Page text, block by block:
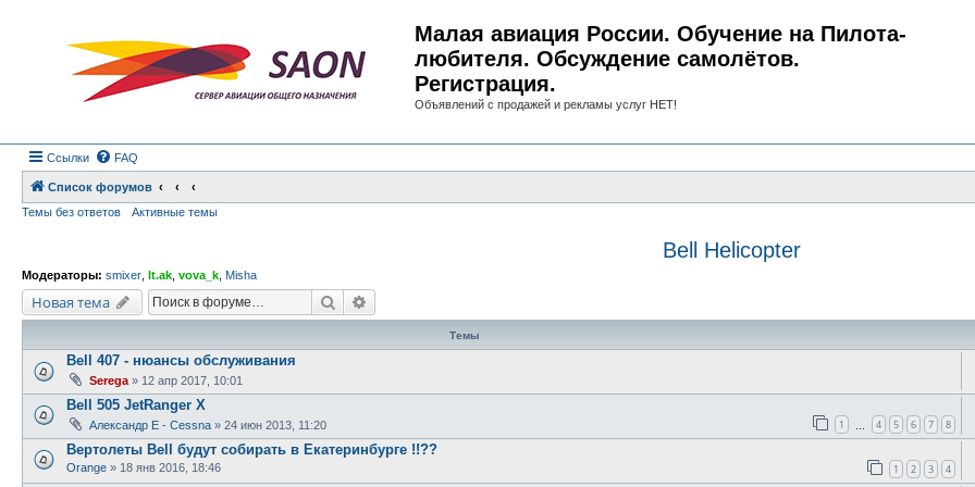
Малая авиация России. Обучение на Пилота-
любителя. Обсуждение самолётов.
Регистрация.
Объявлений с продажей и рекламы услуг НЕТ!
Ссылки FAQ
Список форумов
Темы без ответов
Активные темы
Bell Helicopter
Модераторы: smixer lt.ak vova_k Misha
Новая тема Поиск
Темы
Bell 407 - нюансы обслуживания
Serega » 12 апр 2017, 10:01
Bell 505 JetRanger X
Александр E - Cessna » 24 июн 2013, 11:20 1 4 5 6 7 8
Вертолеты Bell будут собирать в Екатеринбурге !!??
Orange » 18 янв 2016, 18:46 1 2 3 4